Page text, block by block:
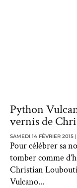
Python
vernis de
SAMEDI 14 FÉVRIER 2015
Pour célébrer sa
tomber comme
Christian
Vulcano